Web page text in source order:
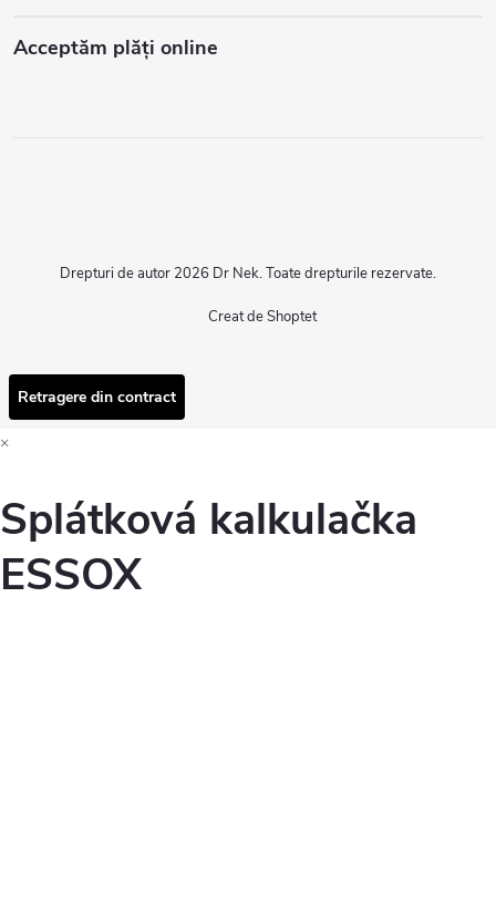
Acceptăm plăţi online
Creat de Shoptet
Drepturi de autor 2026 Dr Nek. Toate drepturile rezervate.
Retragere din contract
×
Splátková kalkulačka
ESSOX